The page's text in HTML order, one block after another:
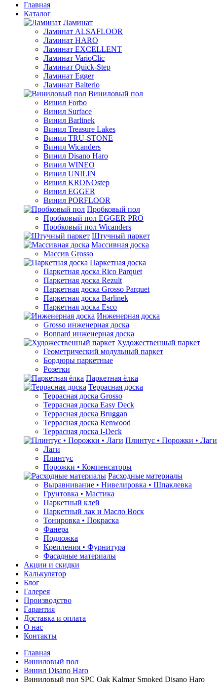
Главная
Каталог
Ламинат
Ламинат ALSAFLOOR
Ламинат HARO
Ламинат EXCELLENT
Ламинат VarioClic
Ламинат Quick-Step
Ламинат Egger
Ламинат Balterio
Виниловый пол
Винил Forbo
Винил Surface
Винил Barlinek
Винил Treasure Lakes
Винил TRU-STONE
Винил Wicanders
Винил Disano Haro
Винил WINEO
Винил UNILIN
Винил KRONOstep
Винил EGGER
Винил PORFLOOR
Пробковый пол
Пробковый пол EGGER PRO
Пробковый пол Wicanders
Штучный паркет
Массивная доска
Массив Grosso
Паркетная доска
Паркетная доска Rico Parquet
Паркетная доска Rezult
Паркетная доска Grosso Parquet
Паркетная доска Barlinek
Паркетная доска Esco
Инженерная доска
Grosso инженерная доска
Bonnard инженерная доска
Художественный паркет
Геометрический модульный паркет
Бордюры паркетные
Розетки
Паркетная ёлка
Террасная доска
Террасная доска Grosso
Террасная доска Easy Deck
Террасная доска Bruggan
Террасная доска Renwood
Террасная доска I-Deck
Плинтус • Порожки • Лаги
Лаги
Плинтус
Порожки • Компенсаторы
Расходные материалы
Выравнивание • Нивелировка • Шпаклевка
Грунтовкa • Мастика
Паркетный клей
Паркетный лак и Масло Воск
Тонировка • Покраска
Фанера
Подложка
Крепления • Фурнитура
Фасадные материалы
Акции и скидки
Калькулятор
Блог
Галерея
Производство
Гарантия
Доставка и оплата
О нас
Контакты
Главная
Виниловый пол
Винил Disano Haro
Виниловый пол SPC Oak Kalmar Smoked Disano Haro